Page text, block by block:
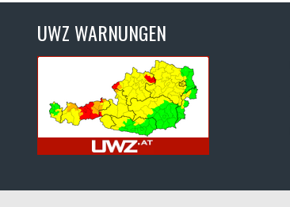
UWZ WARNUNGEN